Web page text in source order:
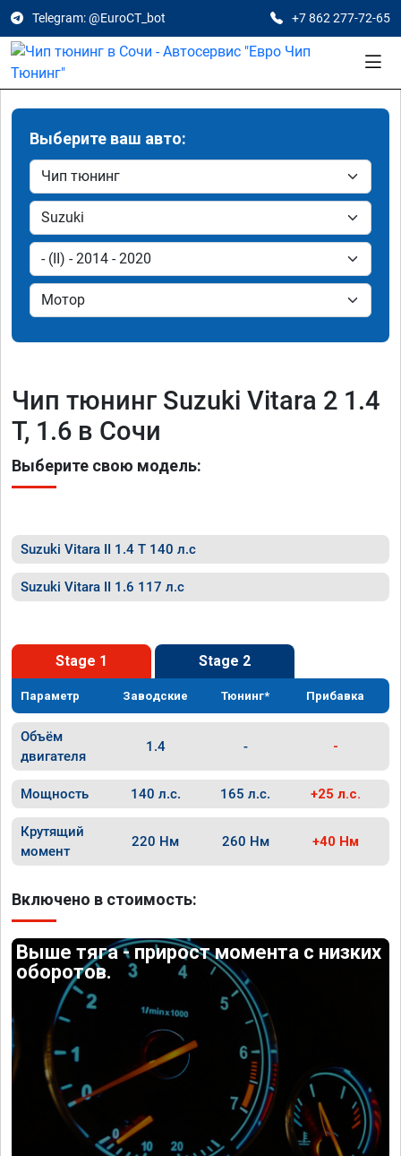
Telegram: @EuroCT_bot +7 862 277-72-65
Выберите ваш авто:
Чип тюнинг Suzuki Vitara 2 1.4
T, 1.6 в Сочи
Выберите свою модель:
Suzuki Vitara II 1.4 T 140 л.с
Suzuki Vitara II 1.6 117 л.с
Stage 1 Stage 2
Параметр Заводские Тюнинг* Прибавка
Объём
двигателя
1.4 - -
Мощность 140 л.с. 165 л.с. +25 л.с.
Крутящий
момент
220 Нм 260 Нм +40 Нм
Включено в стоимость:
Выше тяга - прирост момента с низких
оборотов.